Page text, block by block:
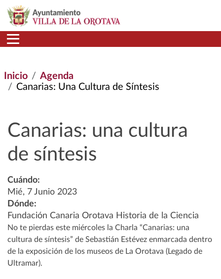
Pasar al contenido principal
Inicio
Agenda
Canarias: Una Cultura de Síntesis
Canarias: una cultura
de síntesis
Cuándo:
Mié, 7 Junio 2023
Dónde:
Fundación Canaria Orotava Historia de la Ciencia
No te pierdas este miércoles la Charla “Canarias: una
cultura de síntesis” de Sebastián Estévez enmarcada dentro
de la exposición de los museos de La Orotava (Legado de
Ultramar).